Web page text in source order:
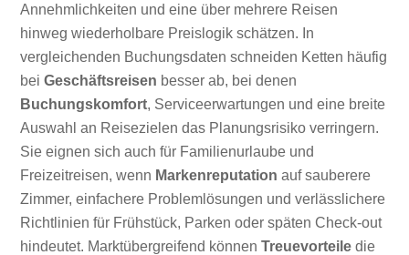
Annehmlichkeiten und eine über mehrere Reisen
hinweg wiederholbare Preislogik schätzen. In
vergleichenden Buchungsdaten schneiden Ketten häufig
beiGeschäftsreisen besser ab, bei denen
Buchungskomfort, Serviceerwartungen und eine breite
Auswahl an Reisezielen das Planungsrisiko verringern.
Sie eignen sich auch für Familienurlaube und
Freizeitreisen, wenn Markenreputation auf sauberere
Zimmer, einfachere Problemlösungen und verlässlichere
Richtlinien für Frühstück, Parken oder späten Check-out
hindeutet. Marktübergreifend könnenTreuevorteile die